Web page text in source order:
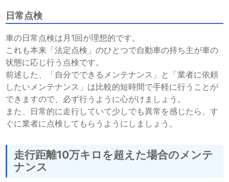
日常点検
車の日常点検は月1回が理想的です。
これも本来「法定点検」のひとつで自動車の持ち主が車の
状態に応じ行う点検です。
前述した、「自分でできるメンテナンス」と「業者に依頼
したいメンテナンス」は比較的短時間で手軽に行うことが
できますので、必ず行うように心がけましょう。
また、日常的に走行していて少しでも異常を感じたら、す
ぐに業者に点検してもらうようにしましょう。
走行距離10万キロを超えた場合のメンテ
ナンス